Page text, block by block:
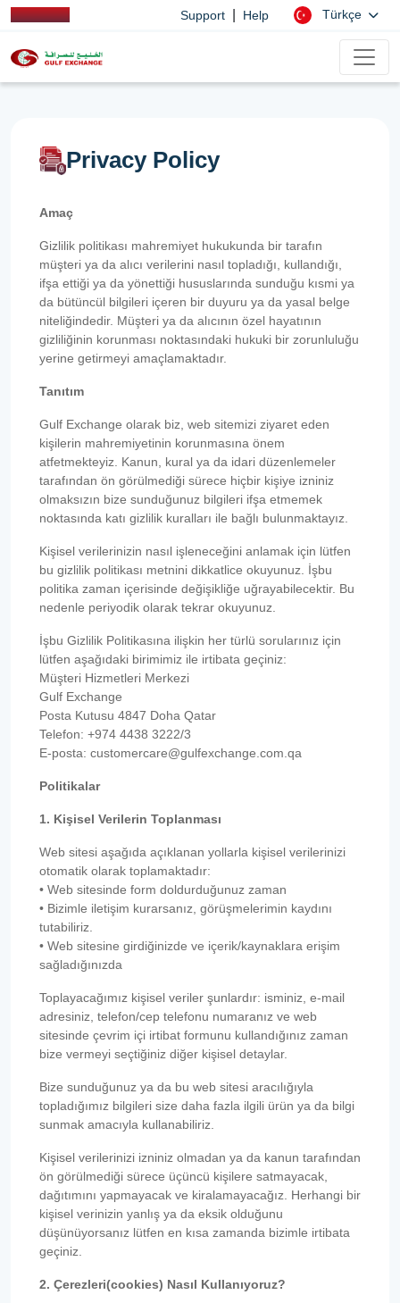
Support Help Türkçe
Privacy Policy
Amaç
Gizlilik politikası mahremiyet hukukunda bir tarafın
müşteri ya da alıcı verilerini nasıl topladığı, kullandığı,
ifşa ettiği ya da yönettiği hususlarında sunduğu kısmi ya
da bütüncül bilgileri içeren bir duyuru ya da yasal belge
niteliğindedir. Müşteri ya da alıcının özel hayatının
gizliliğinin korunması noktasındaki hukuki bir zorunluluğu
yerine getirmeyi amaçlamaktadır.
Tanıtım
Gulf Exchange olarak biz, web sitemizi ziyaret eden
kişilerin mahremiyetinin korunmasına önem
atfetmekteyiz. Kanun, kural ya da idari düzenlemeler
tarafından ön görülmediği sürece hiçbir kişiye izniniz
olmaksızın bize sunduğunuz bilgileri ifşa etmemek
noktasında katı gizlilik kuralları ile bağlı bulunmaktayız.
Kişisel verilerinizin nasıl işleneceğini anlamak için lütfen
bu gizlilik politikası metnini dikkatlice okuyunuz. İşbu
politika zaman içerisinde değişikliğe uğrayabilecektir. Bu
nedenle periyodik olarak tekrar okuyunuz.
İşbu Gizlilik Politikasına ilişkin her türlü sorularınız için
lütfen aşağıdaki birimimiz ile irtibata geçiniz:
Müşteri Hizmetleri Merkezi
Gulf Exchange
Posta Kutusu 4847 Doha Qatar
Telefon: +974 4438 3222/3
E-posta: customercare@gulfexchange.com.qa
Politikalar
1. Kişisel Verilerin Toplanması
Web sitesi aşağıda açıklanan yollarla kişisel verilerinizi
otomatik olarak toplamaktadır:
• Web sitesinde form doldurduğunuz zaman
• Bizimle iletişim kurarsanız, görüşmelerimin kaydını
tutabiliriz.
• Web sitesine girdiğinizde ve içerik/kaynaklara erişim
sağladığınızda
Toplayacağımız kişisel veriler şunlardır: isminiz, e-mail
adresiniz, telefon/cep telefonu numaranız ve web
sitesinde çevrim içi irtibat formunu kullandığınız zaman
bize vermeyi seçtiğiniz diğer kişisel detaylar.
Bize sunduğunuz ya da bu web sitesi aracılığıyla
topladığımız bilgileri size daha fazla ilgili ürün ya da bilgi
sunmak amacıyla kullanabiliriz.
Kişisel verilerinizi izniniz olmadan ya da kanun tarafından
ön görülmediği sürece üçüncü kişilere satmayacak,
dağıtımını yapmayacak ve kiralamayacağız. Herhangi bir
kişisel verinizin yanlış ya da eksik olduğunu
düşünüyorsanız lütfen en kısa zamanda bizimle irtibata
geçiniz.
2. Çerezleri(cookies) Nasıl Kullanıyoruz?